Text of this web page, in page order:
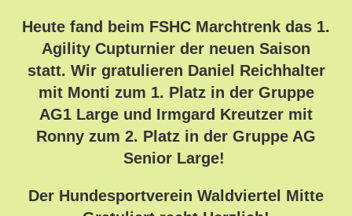
Heute fand beim FSHC Marchtrenk das 1.
Agility Cupturnier der neuen Saison
statt. Wir gratulieren Daniel Reichhalter
mit Monti zum 1. Platz in der Gruppe
AG1 Large und Irmgard Kreutzer mit
Ronny zum 2. Platz in der Gruppe AG
Senior Large!
Der Hundesportverein Waldviertel Mitte